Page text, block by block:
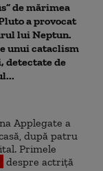
de mărimea
a provocat
lui Neptun.
unui cataclism
detectate de